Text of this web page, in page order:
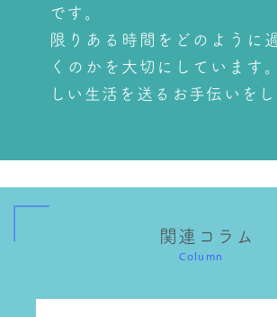
です。
限りある時間をどのように
くのかを大切にしています
しい生活を送るお手伝いをし
関連コラム
Column